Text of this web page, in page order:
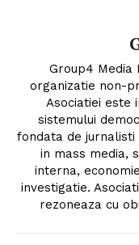
Group4 Media
organizatie non-
Asociatiei este
sistemului
fondata de jurnalisti
in mass media,
interna,
investigatie.
rezoneaza cu